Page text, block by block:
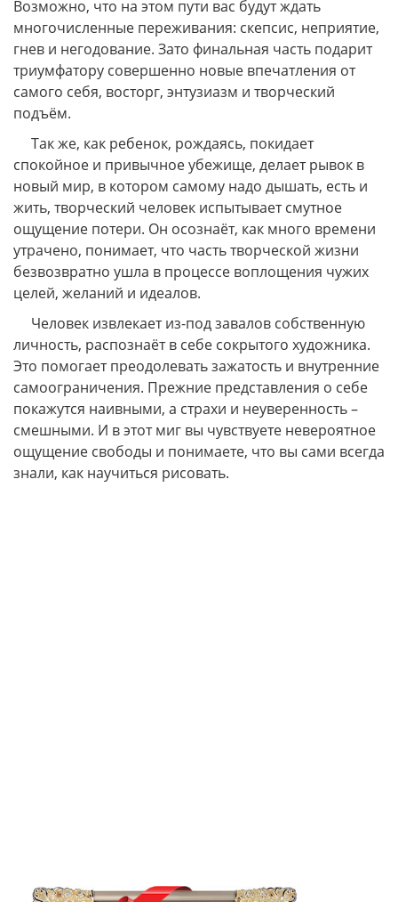
Возможно, что на этом пути вас будут ждать
многочисленные переживания: скепсис, неприятие,
гнев и негодование. Зато финальная часть подарит
триумфатору совершенно новые впечатления от
самого себя, восторг, энтузиазм и творческий
подъём.
Так же, как ребенок, рождаясь, покидает
спокойное и привычное убежище, делает рывок в
новый мир, в котором самому надо дышать, есть и
жить, творческий человек испытывает смутное
ощущение потери. Он осознаёт, как много времени
утрачено, понимает, что часть творческой жизни
безвозвратно ушла в процессе воплощения чужих
целей, желаний и идеалов.
Человек извлекает из-под завалов собственную
личность, распознаёт в себе сокрытого художника.
Это помогает преодолевать зажатость и внутренние
самоограничения. Прежние представления о себе
покажутся наивными, а страхи и неуверенность –
смешными. И в этот миг вы чувствуете невероятное
ощущение свободы и понимаете, что вы сами всегда
знали, как научиться рисовать.